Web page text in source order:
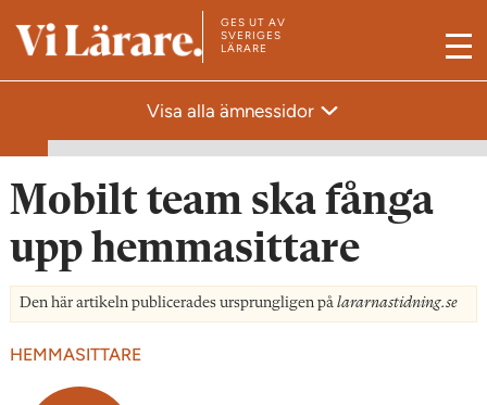
T
s
t
a
r
s
d
GES UT AV
SVERIGES
LÄRARE
M
Visa alla ämnessidor
Mobilt team ska fånga
upp hemmasittare
Den här artikeln publicerades ursprungligen på lararnastidning.se
HEMMASITTARE